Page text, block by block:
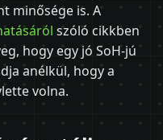
minősége is. A
szóló cikkben
hogy egy jó SoH-jú
anélkül, hogy a
volna.